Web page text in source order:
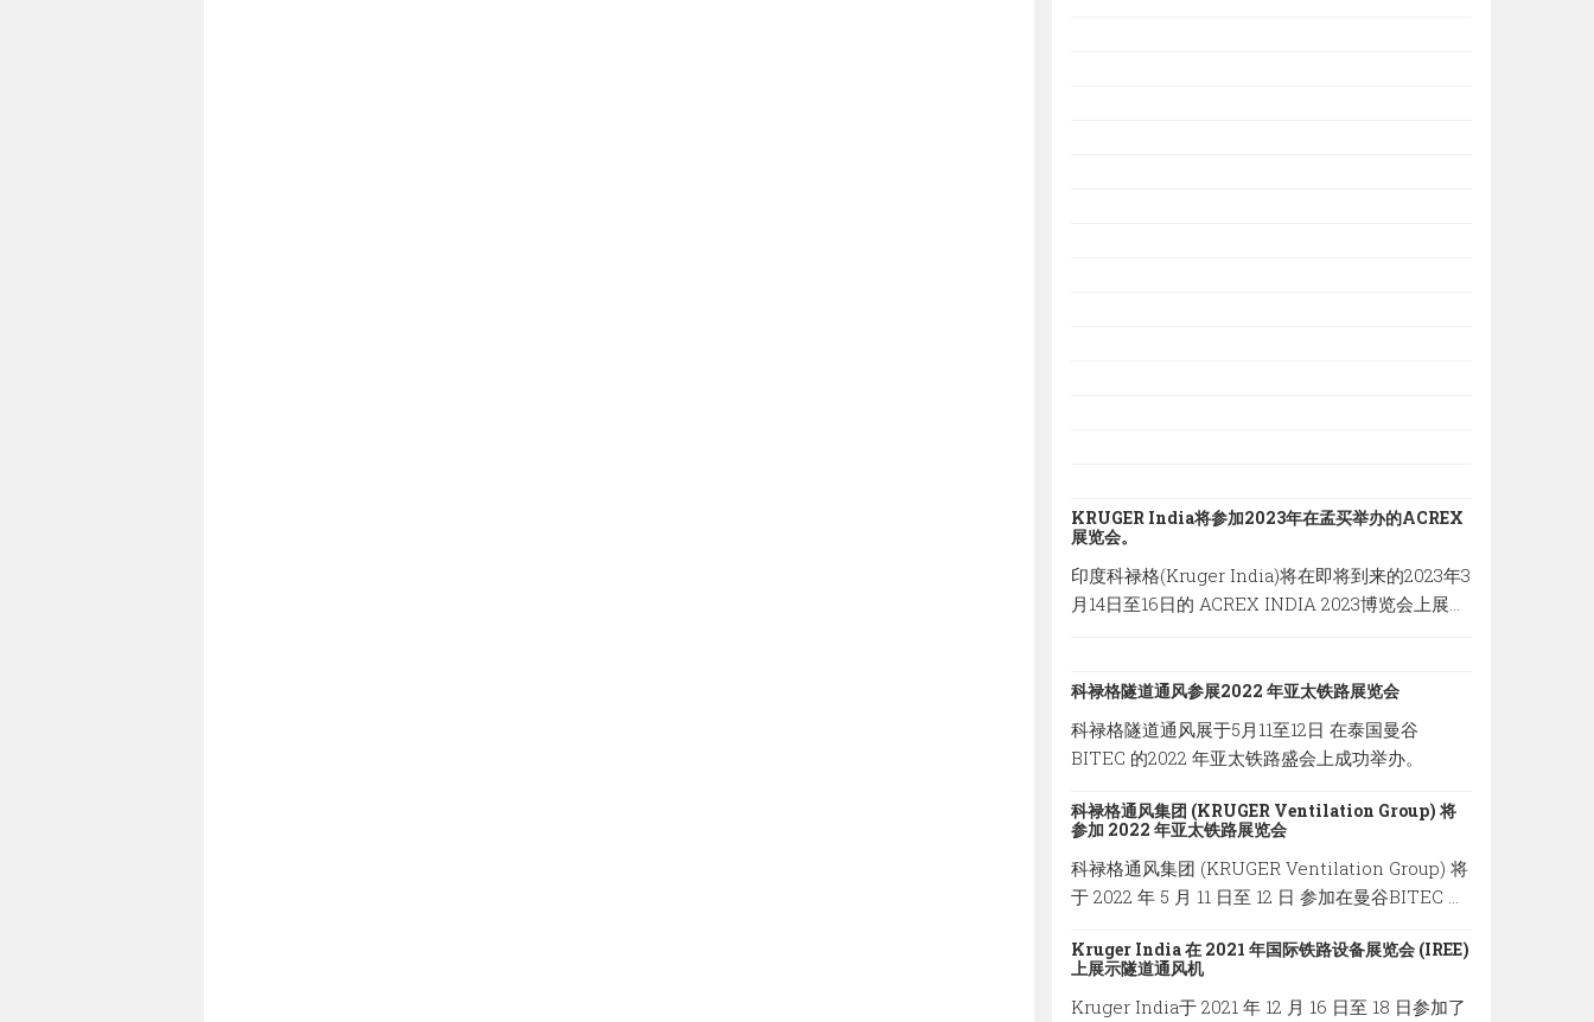
KRUGER India将参加2023年在孟买举办的ACREX
展览会。
印度科禄格(Kruger India)将在即将到来的2023年3
月14日至16日的 ACREX INDIA 2023博览会上展示
科禄格隧道通风参展2022 年亚太铁路展览会
科禄格隧道通风展于5月11至12日 在泰国曼谷
BITEC 的2022 年亚太铁路盛会上成功举办。
科禄格通风集团 (KRUGER Ventilation Group) 将
参加 2022 年亚太铁路展览会
科禄格通风集团 (KRUGER Ventilation Group) 将
于 2022 年 5 月 11 日至 12 日 参加在曼谷BITEC 举
Kruger India 在 2021 年国际铁路设备展览会 (IREE)
上展示隧道通风机
Kruger India于 2021 年 12 月 16 日至 18 日参加了